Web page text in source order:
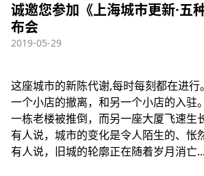
诚邀您参加《上海城市更新·五
布会
2019-05-29
这座城市的新陈代谢,每时每刻都在进行。
一个小店的撤离，和另一个小店的入驻。
一栋老楼被推倒，而另一座大厦飞速生
有人说，城市的变化是令人陌生的、怅
有人说，旧城的轮廓正在随着岁月消亡...